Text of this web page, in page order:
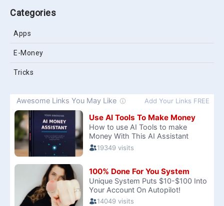
Categories
Apps
E-Money
Tricks